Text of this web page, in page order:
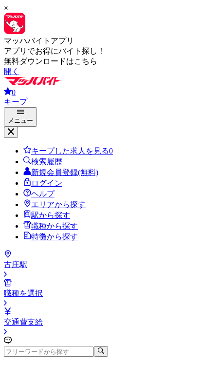
×
マッハバイトアプリ
アプリでお得にバイト探し！
無料ダウンロードはこちら
開く
0
キープ
メニュー
キープした求人を見る0
検索履歴
新規会員登録(無料)
ログイン
ヘルプ
エリアから探す
駅から探す
職種から探す
特徴から探す
古庄駅
職種を選択
交通費支給